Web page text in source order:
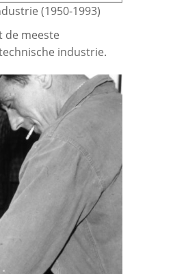
(1950-1993)
de meeste
industrie.